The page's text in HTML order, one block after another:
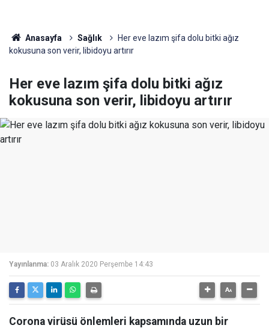
Anasayfa Sağlık
Her eve lazım şifa dolu bitki ağız
kokusuna son verir, libidoyu artırır
Her eve lazım şifa dolu bitki ağız
kokusuna son verir, libidoyu artırır
Yayınlanma: 03 Aralık 2020 Perşembe 14:43
Corona virüsü önlemleri kapsamında uzun bir